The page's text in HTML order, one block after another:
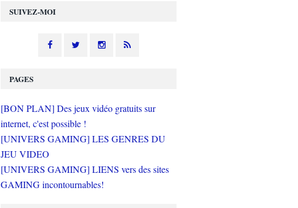
SUIVEZ-MOI
PAGES
[BON PLAN] Des jeux vidéo gratuits sur
internet, c'est possible !
[UNIVERS GAMING] LES GENRES DU
JEU VIDEO
[UNIVERS GAMING] LIENS vers des sites
GAMING incontournables!